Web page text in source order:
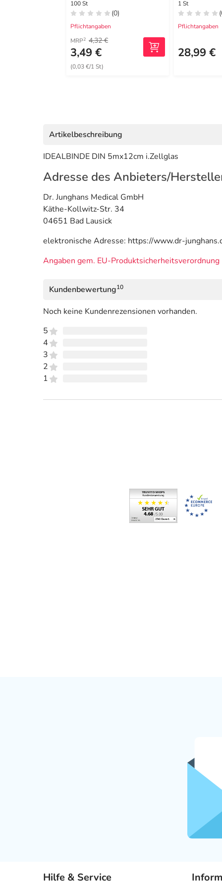
100 St
(0)
Pflichtangaben
MRP2 4,32 €
3,49 €
(0,03 €/1 St)
1 St
Pflichtangaben
28,99 €
Artikelbeschreibung
IDEALBINDE DIN 5mx12cm i.Zellglas
Adresse des Anbieters/
Dr. Junghans Medical GmbH
Käthe-Kollwitz-Str. 34
04651 Bad Lausick
elektronische Adresse: https://www.dr-
Angaben gem. EU-Produktsicherheitsverordnung
Kundenbewertung10
Noch keine Kundenrezensionen vorhanden.
5
4
3
2
1
Hilfe & Service